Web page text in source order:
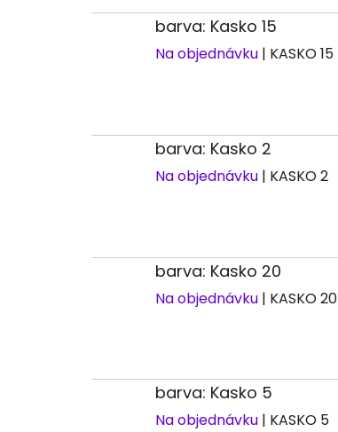
barva: Kasko 15
Na objednávku | KASKO 15
barva: Kasko 2
Na objednávku | KASKO 2
barva: Kasko 20
Na objednávku | KASKO 20
barva: Kasko 5
Na objednávku | KASKO 5